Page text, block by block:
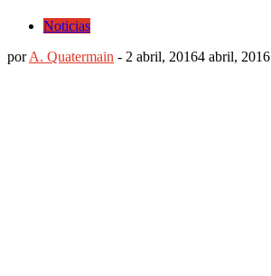
Noticias
porA. Quatermain - 2 abril, 20164 abril, 2016